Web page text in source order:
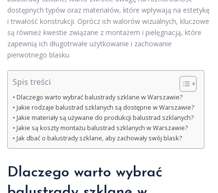
dostępnych typów oraz materiałów, które wpływają na estetykę
i trwałość konstrukcji. Oprócz ich walorów wizualnych, kluczowe
są również kwestie związane z montażem i pielęgnacją, które
zapewnią ich długotrwałe użytkowanie i zachowanie
pierwotnego blasku.
Spis treści
Dlaczego warto wybrać balustrady szklane w Warszawie?
Jakie rodzaje balustrad szklanych są dostępne w Warszawie?
Jakie materiały są używane do produkcji balustrad szklanych?
Jakie są koszty montażu balustrad szklanych w Warszawie?
Jak dbać o balustrady szklane, aby zachowały swój blask?
Dlaczego warto wybrać